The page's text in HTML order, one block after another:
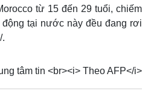
từ 15 đến 29 tuổi, chiếm
tại nước này đều đang rơi
.
tâm tin <br><i> Theo AFP</i>